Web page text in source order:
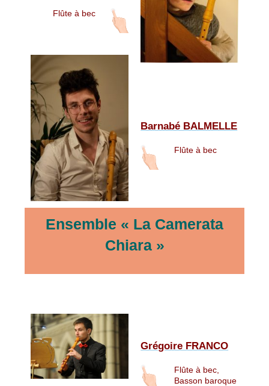
Flûte à bec
Barnabé BALMELLE
Flûte à bec
Ensemble « La Camerata
Chiara »
Grégoire FRANCO
Flûte à bec,
Basson baroque